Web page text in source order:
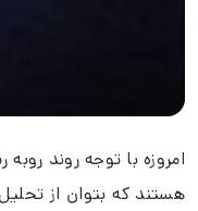
امروزه با توجه روند
هستند که بتوان از